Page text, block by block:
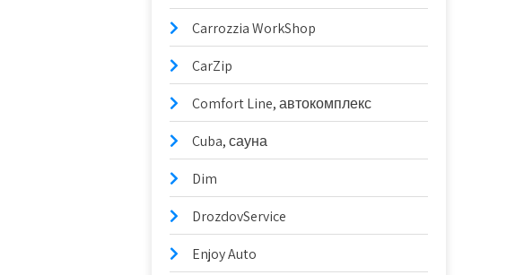
Carrozzia WorkShop
CarZip
Comfort Line, автокомплекс
Cuba, сауна
Dim
DrozdovService
Enjoy Auto